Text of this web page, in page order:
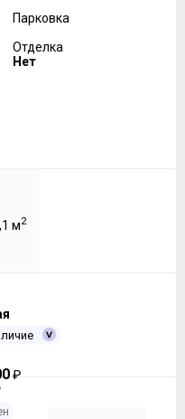
Парковка
Отделка
Нет
м2
₽